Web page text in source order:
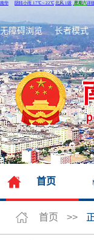
无障碍浏览 长者模式
首页
首页 >>